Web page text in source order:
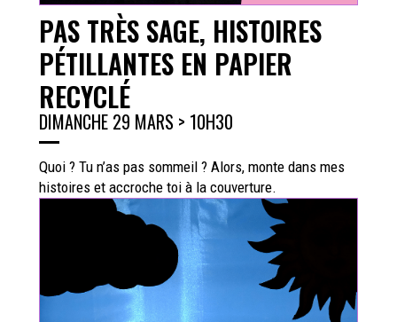
PAS TRÈS SAGE, HISTOIRES
PÉTILLANTES EN PAPIER
RECYCLÉ
DIMANCHE 29 MARS > 10H30
Quoi ? Tu n’as pas sommeil ? Alors, monte dans mes
histoires et accroche toi à la couverture.